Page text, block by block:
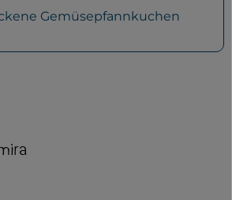
Gemüsepfannkuchen